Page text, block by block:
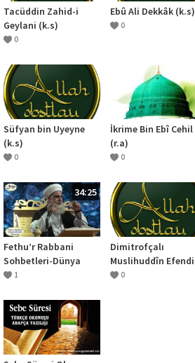
Tacüddin Zahid-i
Geylani (k.s)
0
Ebû Ali Dekkâk (k.s)
0
Süfyan bin Uyeyne
(k.s)
0
İkrime Bin Ebî Cehil
(r.a)
0
34:25
Fethu’r Rabbani
Sohbetleri-Dünya
Ahiretin Tarlasıdır
1
Dimitrofçalı
Muslihuddîn Efendi
(k.s)
0